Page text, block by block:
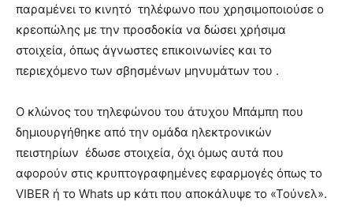
παραμένει το κινητό τηλέφωνο που χρησιμοποιούσε ο
κρεοπώλης με την προσδοκία να δώσει χρήσιμα
στοιχεία, όπως άγνωστες επικοινωνίες και το
περιεχόμενο των σβησμένων μηνυμάτων του .
Ο κλώνος του τηλεφώνου του άτυχου Μπάμπη που
δημιουργήθηκε από την ομάδα ηλεκτρονικών
πειστηρίων έδωσε στοιχεία, όχι όμως αυτά που
αφορούν στις κρυπτογραφημένες εφαρμογές όπως το
VIBER ή το Whats up κάτι που αποκάλυψε το «Τούνελ».